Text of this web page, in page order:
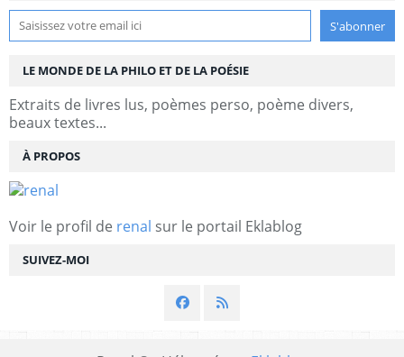
SUIVEZ-MOI
LE MONDE DE LA PHILO ET DE LA POÉSIE
Extraits de livres lus, poèmes perso, poème divers,
beaux textes...
À PROPOS
Voir le profil de renal sur le portail Eklablog